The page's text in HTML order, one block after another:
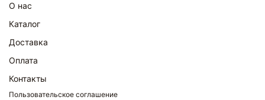
О нас
Каталог
Доставка
Оплата
Контакты
Пользовательское соглашение